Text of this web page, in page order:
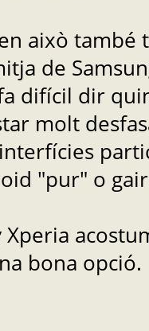
això també
de
difícil dir
molt
"pur" o
Xperia
bona